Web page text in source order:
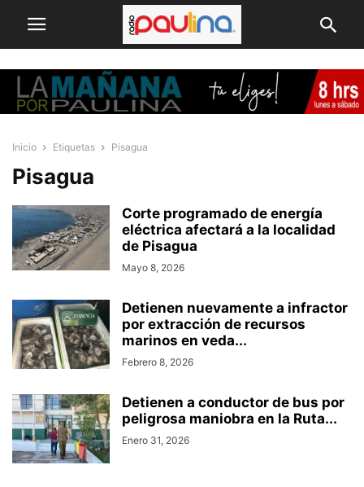
Inicio Etiquetas Pisagua
Pisagua
Corte programado de energía
eléctrica afectará a la localidad
de Pisagua
Mayo 8, 2026
Detienen nuevamente a infractor
por extracción de recursos
marinos en veda...
Febrero 8, 2026
Detienen a conductor de bus por
peligrosa maniobra en la Ruta...
Enero 31, 2026